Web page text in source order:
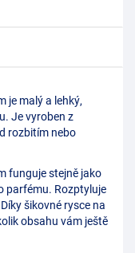
je malý a lehký,
Je vyroben z
rozbitím nebo
funguje stejně jako
parfému. Rozptyluje
šikovné rysce na
obsahu vám ještě